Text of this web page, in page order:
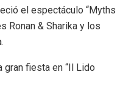
el espectáculo “Myths
Ronan & Sharika y los
gran fiesta en “Il Lido